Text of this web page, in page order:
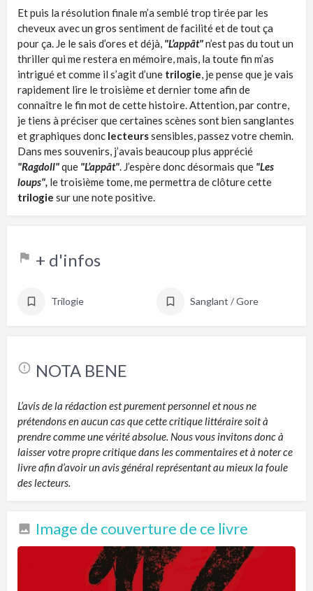
Et puis la résolution finale m’a semblé trop tirée par les
cheveux avec un gros sentiment de facilité et de tout ça
pour ça. Je le sais d’ores et déjà, "L’appât"n’est pas du tout un
thriller qui me restera en mémoire, mais, la toute fin m’as
intrigué et comme il s’agit d’une trilogie , je pense que je vais
rapidement lire le troisième et dernier tome afin de
connaître le fin mot de cette histoire. Attention, par contre,
je tiens à préciser que certaines scènes sont bien sanglantes
et graphiques donc lecteurssensibles, passez votre chemin.
Dans mes souvenirs, j’avais beaucoup plus apprécié
"Ragdoll"que "L’appât" . J’espère donc désormais que "Les
loups", le troisième tome, me permettra de clôture cette
trilogie sur une note positive.
+ d'infos
Trilogie Sanglant / Gore
NOTA BENE
L’avis de la rédaction est purement personnel et nous ne
prétendons en aucun cas que cette critique littéraire soit à
prendre comme une vérité absolue. Nous vous invitons donc à
laisser votre propre critique dans les commentaires et à noter ce
livre afin d’avoir un avis général représentant au mieux la foule
des lecteurs.
Image de couverture de ce livre